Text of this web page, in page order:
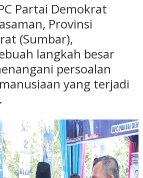
Partai Demokrat
Provinsi
(Sumbar),
langkah besar
persoalan
yang terjadi